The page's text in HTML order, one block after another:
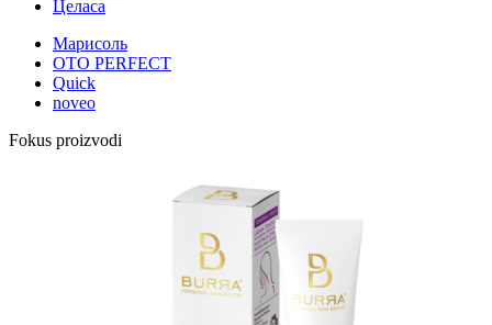
Целаса
Марисоль
OTO PERFECT
Quick
noveo
Fokus proizvodi